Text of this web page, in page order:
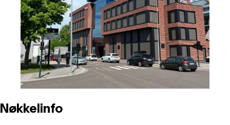
Nøkkelinfo